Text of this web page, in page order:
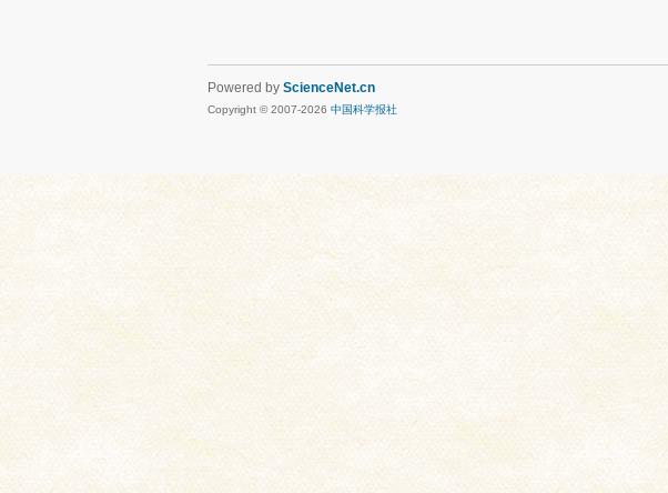
Powered by ScienceNet.cn
Copyright © 2007-2026 中国科学报社